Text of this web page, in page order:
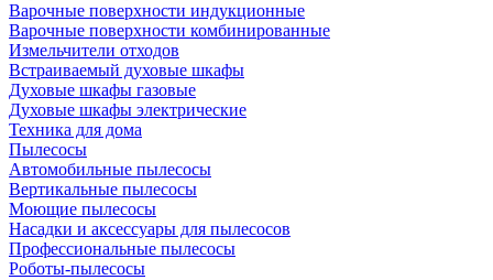
Варочные поверхности индукционные
Варочные поверхности комбинированные
Измельчители отходов
Встраиваемый духовые шкафы
Духовые шкафы газовые
Духовые шкафы электрические
Техника для дома
Пылесосы
Автомобильные пылесосы
Вертикальные пылесосы
Моющие пылесосы
Насадки и аксессуары для пылесосов
Профессиональные пылесосы
Роботы-пылесосы